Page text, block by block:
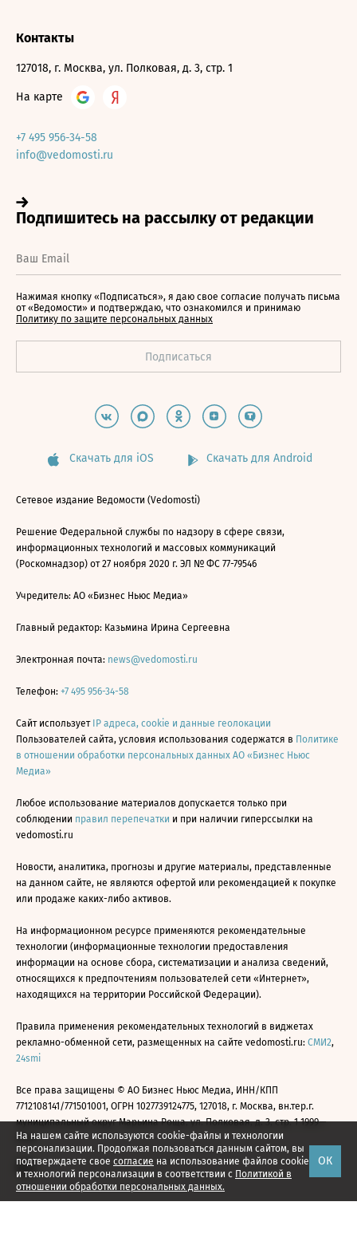
На нашем сайте используются cookie-файлы и технологии
персонализации. Продолжая пользоваться данным сайтом, вы
подтверждаете свое согласие на использование файлов cookie
и технологий персонализации в соответствии с Политикой в
отношении обработки персональных данных.
ОК
Контакты
127018, г. Москва, ул. Полковая, д. 3, стр. 1
На карте
+7 495 956-34-58
info@vedomosti.ru
Нажимая кнопку «Подписаться», я даю свое согласие получать письма
от «Ведомости» и подтверждаю, что ознакомился и принимаю
Политику по защите персональных данных
Скачать для iOS Скачать для Android
Сетевое издание Ведомости (Vedomosti)
Решение Федеральной службы по надзору в сфере связи,
информационных технологий и массовых коммуникаций
(Роскомнадзор) от 27 ноября 2020 г. ЭЛ № ФС 77-79546
Учредитель: АО «Бизнес Ньюс Медиа»
Главный редактор: Казьмина Ирина Сергеевна
Электронная почта: news@vedomosti.ru
Телефон: +7 495 956-34-58
Сайт использует IP адреса, cookie и данные геолокации
Пользователей сайта, условия использования содержатся в Политике
в отношении обработки персональных данных АО «Бизнес Ньюс
Медиа»
Любое использование материалов допускается только при
соблюдении правил перепечатки и при наличии гиперссылки на
vedomosti.ru
Новости, аналитика, прогнозы и другие материалы, представленные
на данном сайте, не являются офертой или рекомендацией к покупке
или продаже каких-либо активов.
На информационном ресурсе применяются рекомендательные
технологии (информационные технологии предоставления
информации на основе сбора, систематизации и анализа сведений,
относящихся к предпочтениям пользователей сети «Интернет»,
находящихся на территории Российской Федерации).
Правила применения рекомендательных технологий в виджетах
рекламно-обменной сети, размещенных на сайте vedomosti.ru: СМИ2,
24smi
Все права защищены © АО Бизнес Ньюс Медиа, ИНН/КПП
7712108141/771501001, ОГРН 1027739124775, 127018, г. Москва, вн.тер.г.
муниципальный округ Марьина Роща, ул. Полковая, д. 3, стр. 1 1999—
2026